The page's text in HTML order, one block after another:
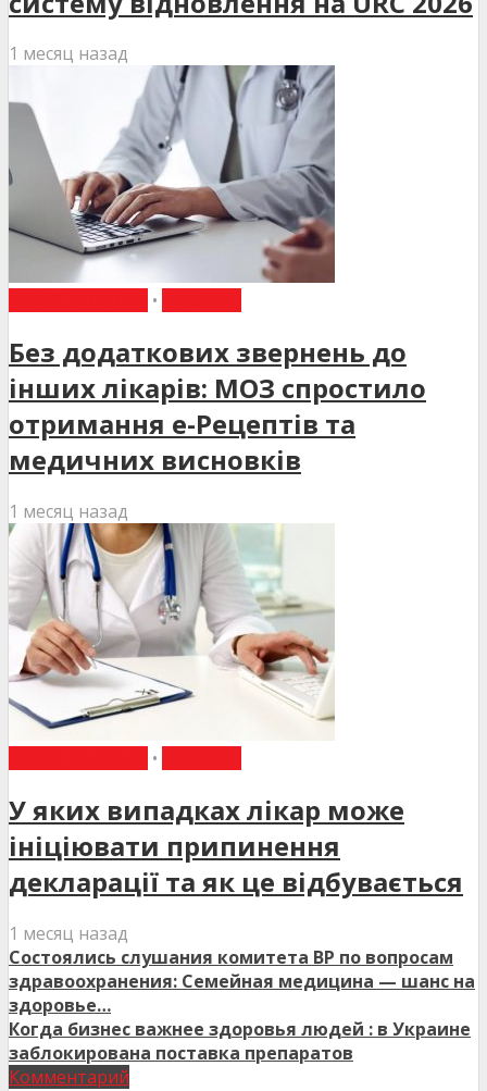
1 месяц назад
•
Без додаткових звернень до
інших лікарів: МОЗ спростило
отримання е-Рецептів та
медичних висновків
1 месяц назад
•
У яких випадках лікар може
ініціювати припинення
декларації та як це відбувається
1 месяц назад
Состоялись слушания комитета ВР по вопросам
здравоохранения: Семейная медицина — шанс на
здоровье…
Когда бизнес важнее здоровья людей : в Украине
заблокирована поставка препаратов
Комментарий